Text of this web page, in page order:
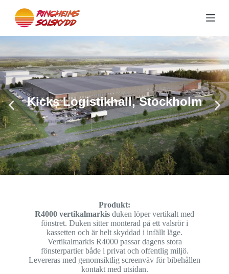
p
o
c
o
n
t
e
n
t
Kicks Logistikhall, Stockholm
Produkt:
R4000 vertikalmarkis duken löper vertikalt med
fönstret. Duken sitter monterad på ett valsrör i
kassetten och är helt skyddad i infällt läge.
Vertikalmarkis R4000 passar dagens stora
fönsterpartier både i privat och offentlig miljö.
Levereras med genomsiktlig screenväv för bibehållen
kontakt med utsidan.